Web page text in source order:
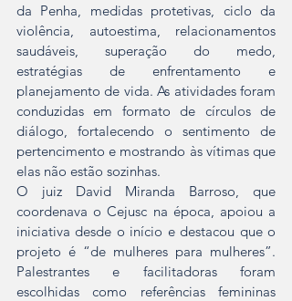
da Penha, medidas protetivas, ciclo da
violência, autoestima, relacionamentos
saudáveis, superação do medo,
estratégias de enfrentamento e
planejamento de vida. As atividades foram
conduzidas em formato de círculos de
diálogo, fortalecendo o sentimento de
pertencimento e mostrando às vítimas que
elas não estão sozinhas.
O juiz David Miranda Barroso, que
coordenava o Cejusc na época, apoiou a
iniciativa desde o início e destacou que o
projeto é “de mulheres para mulheres”.
Palestrantes e facilitadoras foram
escolhidas como referências femininas